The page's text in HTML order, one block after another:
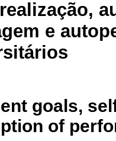
e
goals,
of